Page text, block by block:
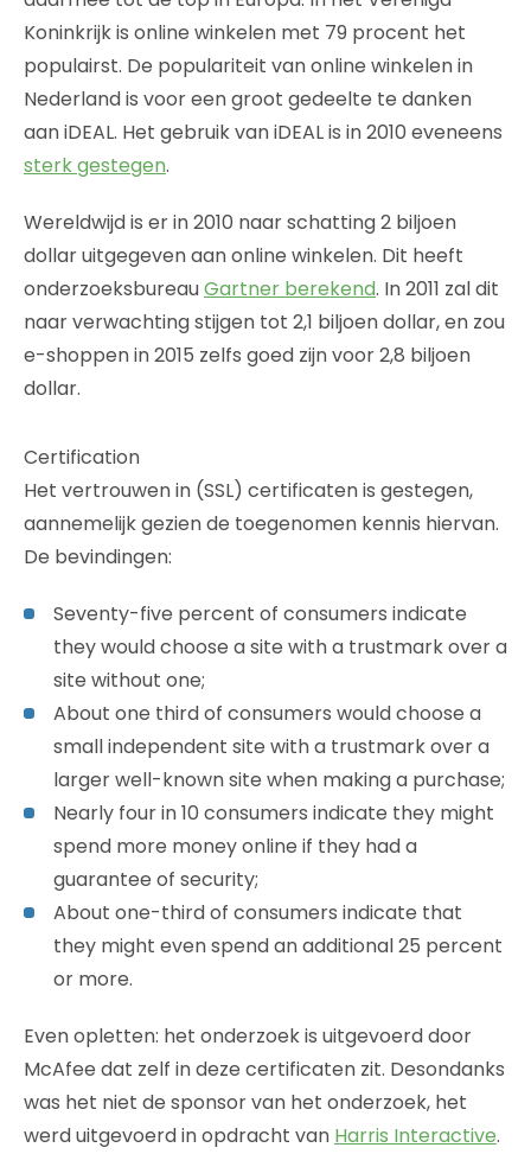
Koninkrijk is online winkelen met 79 procent het
populairst. De populariteit van online winkelen in
Nederland is voor een groot gedeelte te danken
aan iDEAL. Het gebruik van iDEAL is in 2010 eveneens
sterk gestegen.
Wereldwijd is er in 2010 naar schatting 2 biljoen
dollar uitgegeven aan online winkelen. Dit heeft
onderzoeksbureauGartner berekend. In 2011 zal dit
naar verwachting stijgen tot 2,1 biljoen dollar, en zou
e-shoppen in 2015 zelfs goed zijn voor 2,8 biljoen
dollar.
Certification
Het vertrouwen in (SSL) certificaten is gestegen,
aannemelijk gezien de toegenomen kennis hiervan.
De bevindingen:
Seventy-five percent of consumers indicate
they would choose a site with a trustmark over a
site without one;
About one third of consumers would choose a
small independent site with a trustmark over a
larger well-known site when making a purchase;
Nearly four in 10 consumers indicate they might
spend more money online if they had a
guarantee of security;
About one-third of consumers indicate that
they might even spend an additional 25 percent
or more.
Even opletten: het onderzoek is uitgevoerd door
McAfee dat zelf in deze certificaten zit. Desondanks
was het niet de sponsor van het onderzoek, het
werd uitgevoerd in opdracht van Harris Interactive.